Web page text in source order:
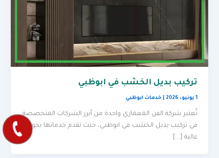
تركيب بديل الخشب في ابوظبي
1 يونيو، 2026 |خدمات ابوظبي
تُعتبر شركة الفن المعماري واحدة من أبرز الشركات المتخصصة
في تركيب بديل الخشب في ابوظبي، حيث تقدم خدماتها بجودة
عالية […]